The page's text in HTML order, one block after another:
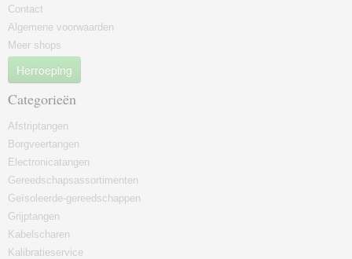
Contact
Algemene voorwaarden
Meer shops
Herroeping
Categorieën
Afstriptangen
Borgveertangen
Electronicatangen
Gereedschapsassortimenten
Geïsoleerde-gereedschappen
Grijptangen
Kabelscharen
Kalibratieservice